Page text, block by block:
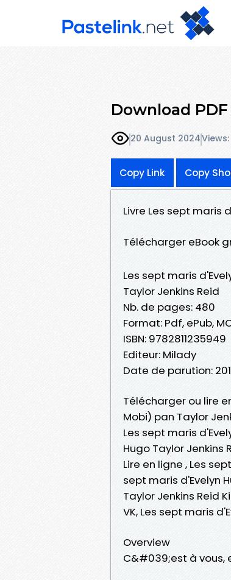
Download
20 August 2024Views:
Copy Link Copy
Livre Les sept maris
Télécharger eBook
Les sept maris
Taylor Jenkins Reid
Nb. de pages: 480
Format: Pdf, ePub,
ISBN: 9782811235949
Editeur: Milady
Date de parution:
Télécharger ou lire
Mobi) pan Taylor
Les sept maris
Hugo Taylor Jenkins
Lire en ligne , Les
sept maris d'Evelyn
Taylor Jenkins Reid
VK, Les sept maris
Overview
C&#039;est à vous,